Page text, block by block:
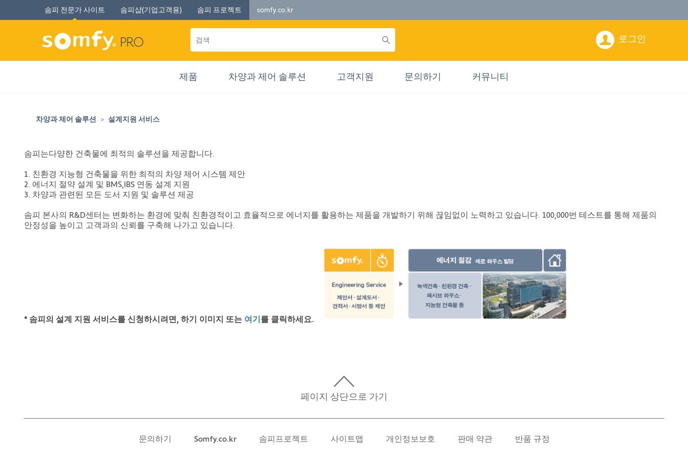
솜피 전문가 사이트 솜피샵(기업고객용) 솜피 프로젝트 somfy.co.kr
로그인
제품 차양과 제어 솔루션 고객지원 문의하기 커뮤니티
차양과 제어 솔루션 설계지원 서비스
솜피는다양한 건축물에 최적의 솔루션을 제공합니다.
1. 친환경 지능형 건축물을 위한 최적의 차양 제어 시스템 제안
2. 에너지 절약 설계 및 BMS,IBS 연동 설계 지원
3. 차양과 관련된 모든 도서 지원 및 솔루션 제공
솜피 본사의 R&D센터는 변화하는 환경에 맞춰 친환경적이고 효율적으로 에너지를 활용하는 제품을 개발하기 위해 끊임없이 노력하고 있습니다. 100,000번 테스트를 통해 제품의
안정성을 높이고 고객과의 신뢰를 구축해 나가고 있습니다.
* 솜피의 설계 지원 서비스를 신청하시려면, 하기 이미지 또는 여기 를 클릭하세요.
페이지 상단으로 가기
문의하기 Somfy.co.kr 솜피프로젝트 사이트맵 개인정보보호 판매 약관 반품 규정